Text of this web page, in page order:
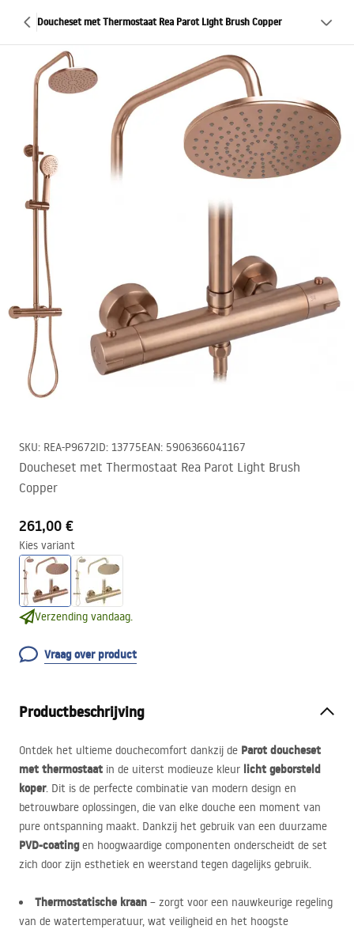
Doucheset met Thermostaat Rea Parot Light Brush Copper
SKU: REA-P9672ID: 13775EAN: 5906366041167
Doucheset met Thermostaat Rea Parot Light Brush
Copper
261,00 €
Kies variant
Verzending vandaag.
Vraag over product
Productbeschrijving
Ontdek het ultieme douchecomfort dankzij de Parot doucheset
met thermostaat in de uiterst modieuze kleur licht geborsteld
koper. Dit is de perfecte combinatie van modern design en
betrouwbare oplossingen, die van elke douche een moment van
pure ontspanning maakt. Dankzij het gebruik van een duurzame
PVD-coatingen hoogwaardige componenten onderscheidt de set
zich door zijn esthetiek en weerstand tegen dagelijks gebruik.
Thermostatische kraan – zorgt voor een nauwkeurige regeling
van de watertemperatuur, wat veiligheid en het hoogste